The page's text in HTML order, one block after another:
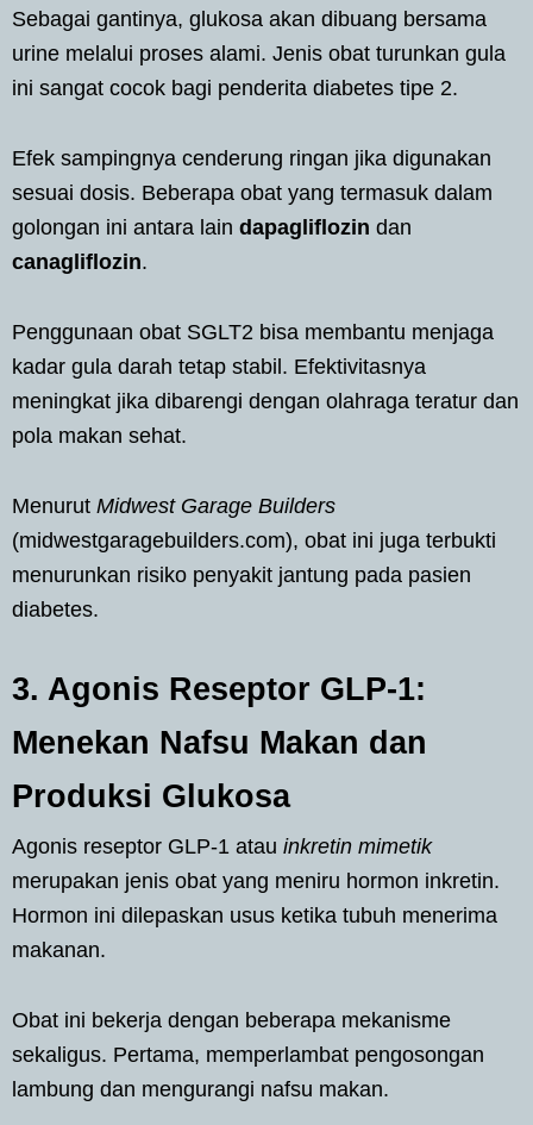
Sebagai gantinya, glukosa akan dibuang bersama
urine melalui proses alami. Jenis obat turunkan gula
ini sangat cocok bagi penderita diabetes tipe 2.
Efek sampingnya cenderung ringan jika digunakan
sesuai dosis. Beberapa obat yang termasuk dalam
golongan ini antara lain dapagliflozin dan
canagliflozin.
Penggunaan obat SGLT2 bisa membantu menjaga
kadar gula darah tetap stabil. Efektivitasnya
meningkat jika dibarengi dengan olahraga teratur dan
pola makan sehat.
Menurut Midwest Garage Builders
(midwestgaragebuilders.com), obat ini juga terbukti
menurunkan risiko penyakit jantung pada pasien
diabetes.
3. Agonis Reseptor GLP-1:
Menekan Nafsu Makan dan
Produksi Glukosa
Agonis reseptor GLP-1 atau inkretin mimetik
merupakan jenis obat yang meniru hormon inkretin.
Hormon ini dilepaskan usus ketika tubuh menerima
makanan.
Obat ini bekerja dengan beberapa mekanisme
sekaligus. Pertama, memperlambat pengosongan
lambung dan mengurangi nafsu makan.